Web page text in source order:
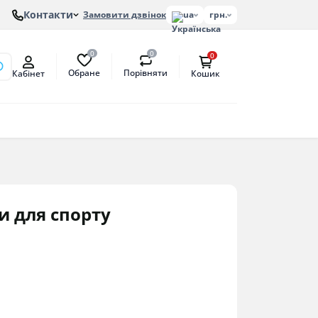
Контакти Замовити дзвінок ua грн.
Кабінет
0
Обране
0
Порівняти
0
Кошик
для спорту